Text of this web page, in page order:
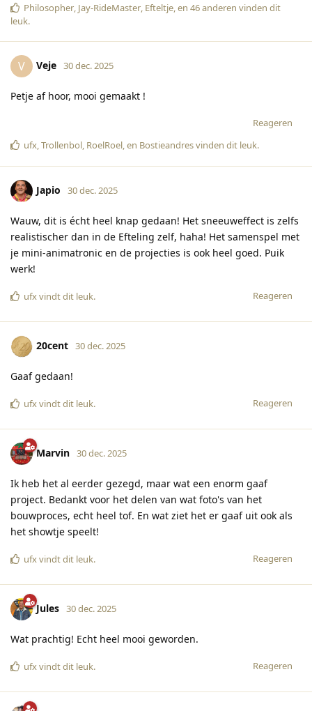
Philosopher, Jay-RideMaster, Efteltje, en 46anderen vinden dit
leuk.
V Veje 30 dec. 2025
Petje af hoor, mooi gemaakt !
Reageren
ufx,Trollenbol, RoelRoel, en Bostieandresvinden dit leuk.
Japio 30 dec. 2025
Wauw, dit is écht heel knap gedaan! Het sneeuweffect is zelfs
realistischer dan in de Efteling zelf, haha! Het samenspel met
je mini-animatronic en de projecties is ook heel goed. Puik
werk!
Reageren
ufxvindt dit leuk.
20cent 30 dec. 2025
Gaaf gedaan!
Reageren
ufxvindt dit leuk.
Marvin 30 dec. 2025
Ik heb het al eerder gezegd, maar wat een enorm gaaf
project. Bedankt voor het delen van wat foto's van het
bouwproces, echt heel tof. En wat ziet het er gaaf uit ook als
het showtje speelt!
Reageren
ufxvindt dit leuk.
Jules 30 dec. 2025
Wat prachtig! Echt heel mooi geworden.
Reageren
ufxvindt dit leuk.